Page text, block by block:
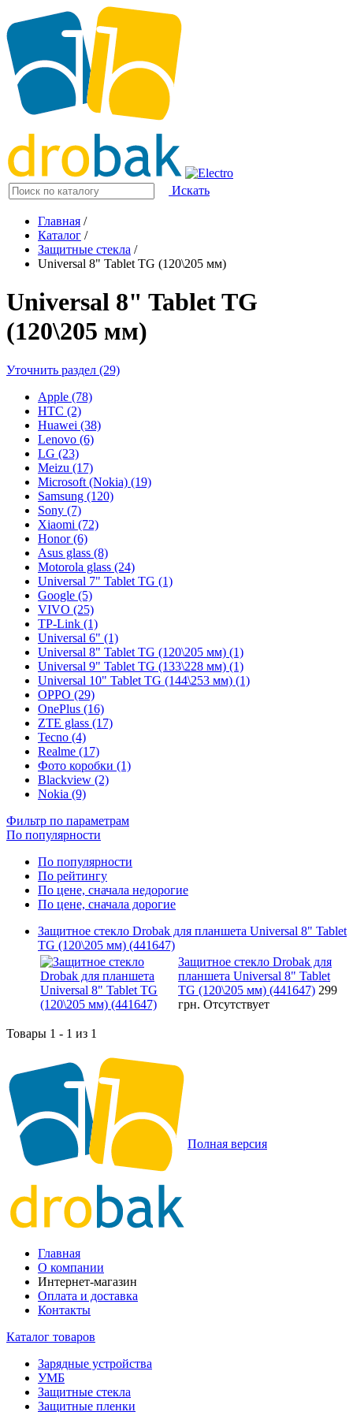
Искать
Главная /
Каталог /
Защитные стекла /
Universal 8" Tablet TG (120\205 мм)
Universal 8" Tablet TG
(120\205 мм)
Уточнить раздел (29)
Apple (78)
HTC (2)
Huawei (38)
Lenovo (6)
LG (23)
Meizu (17)
Microsoft (Nokia) (19)
Samsung (120)
Sony (7)
Xiaomi (72)
Honor (6)
Asus glass (8)
Motorola glass (24)
Universal 7" Tablet TG (1)
Google (5)
VIVO (25)
TP-Link (1)
Universal 6" (1)
Universal 8" Tablet TG (120\205 мм) (1)
Universal 9" Tablet TG (133\228 мм) (1)
Universal 10" Tablet TG (144\253 мм) (1)
OPPO (29)
OnePlus (16)
ZTE glass (17)
Tecno (4)
Realme (17)
Фото коробки (1)
Blackview (2)
Nokia (9)
Фильтр по параметрам
По популярности
По популярности
По рейтингу
По цене, сначала недорогие
По цене, сначала дорогие
Защитное стекло Drobak для планшета Universal 8" Tablet
TG (120\205 мм) (441647)
Защитное стекло Drobak для
планшета Universal 8" Tablet
TG (120\205 мм) (441647) 299
грн. Отсутствует
Товары 1 - 1 из 1
Полная версия
Главная
О компании
Интернет-магазин
Оплата и доставка
Контакты
Каталог товаров
Зарядные устройства
УМБ
Защитные стекла
Защитные пленки